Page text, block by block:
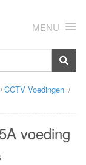
MENU
CCTV Voedingen
voeding